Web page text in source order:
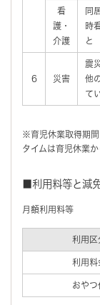
看
護・
介護
同
時
と
6 災害
震
他
て
※育児休業取得期間
タイムは育児休業
■利用料等と減
月額利用料等
利用
利用
おやつ